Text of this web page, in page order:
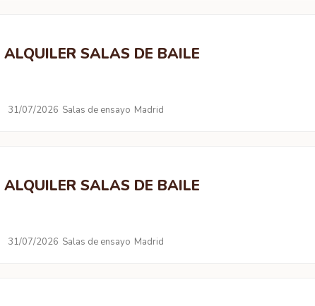
ALQUILER SALAS DE BAILE
31/07/2026 Salas de ensayo Madrid
ALQUILER SALAS DE BAILE
31/07/2026 Salas de ensayo Madrid